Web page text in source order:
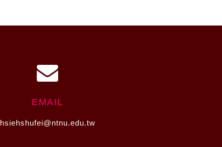
EMAIL
hsiehshufei@ntnu.edu.tw